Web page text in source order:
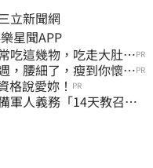
立新聞網
下載娛樂星聞APP
吃這幾物，吃走大肚
PR
，腰細了，瘦到你懷疑PR
格說愛妳！ PR
軍人義務「14天教召不